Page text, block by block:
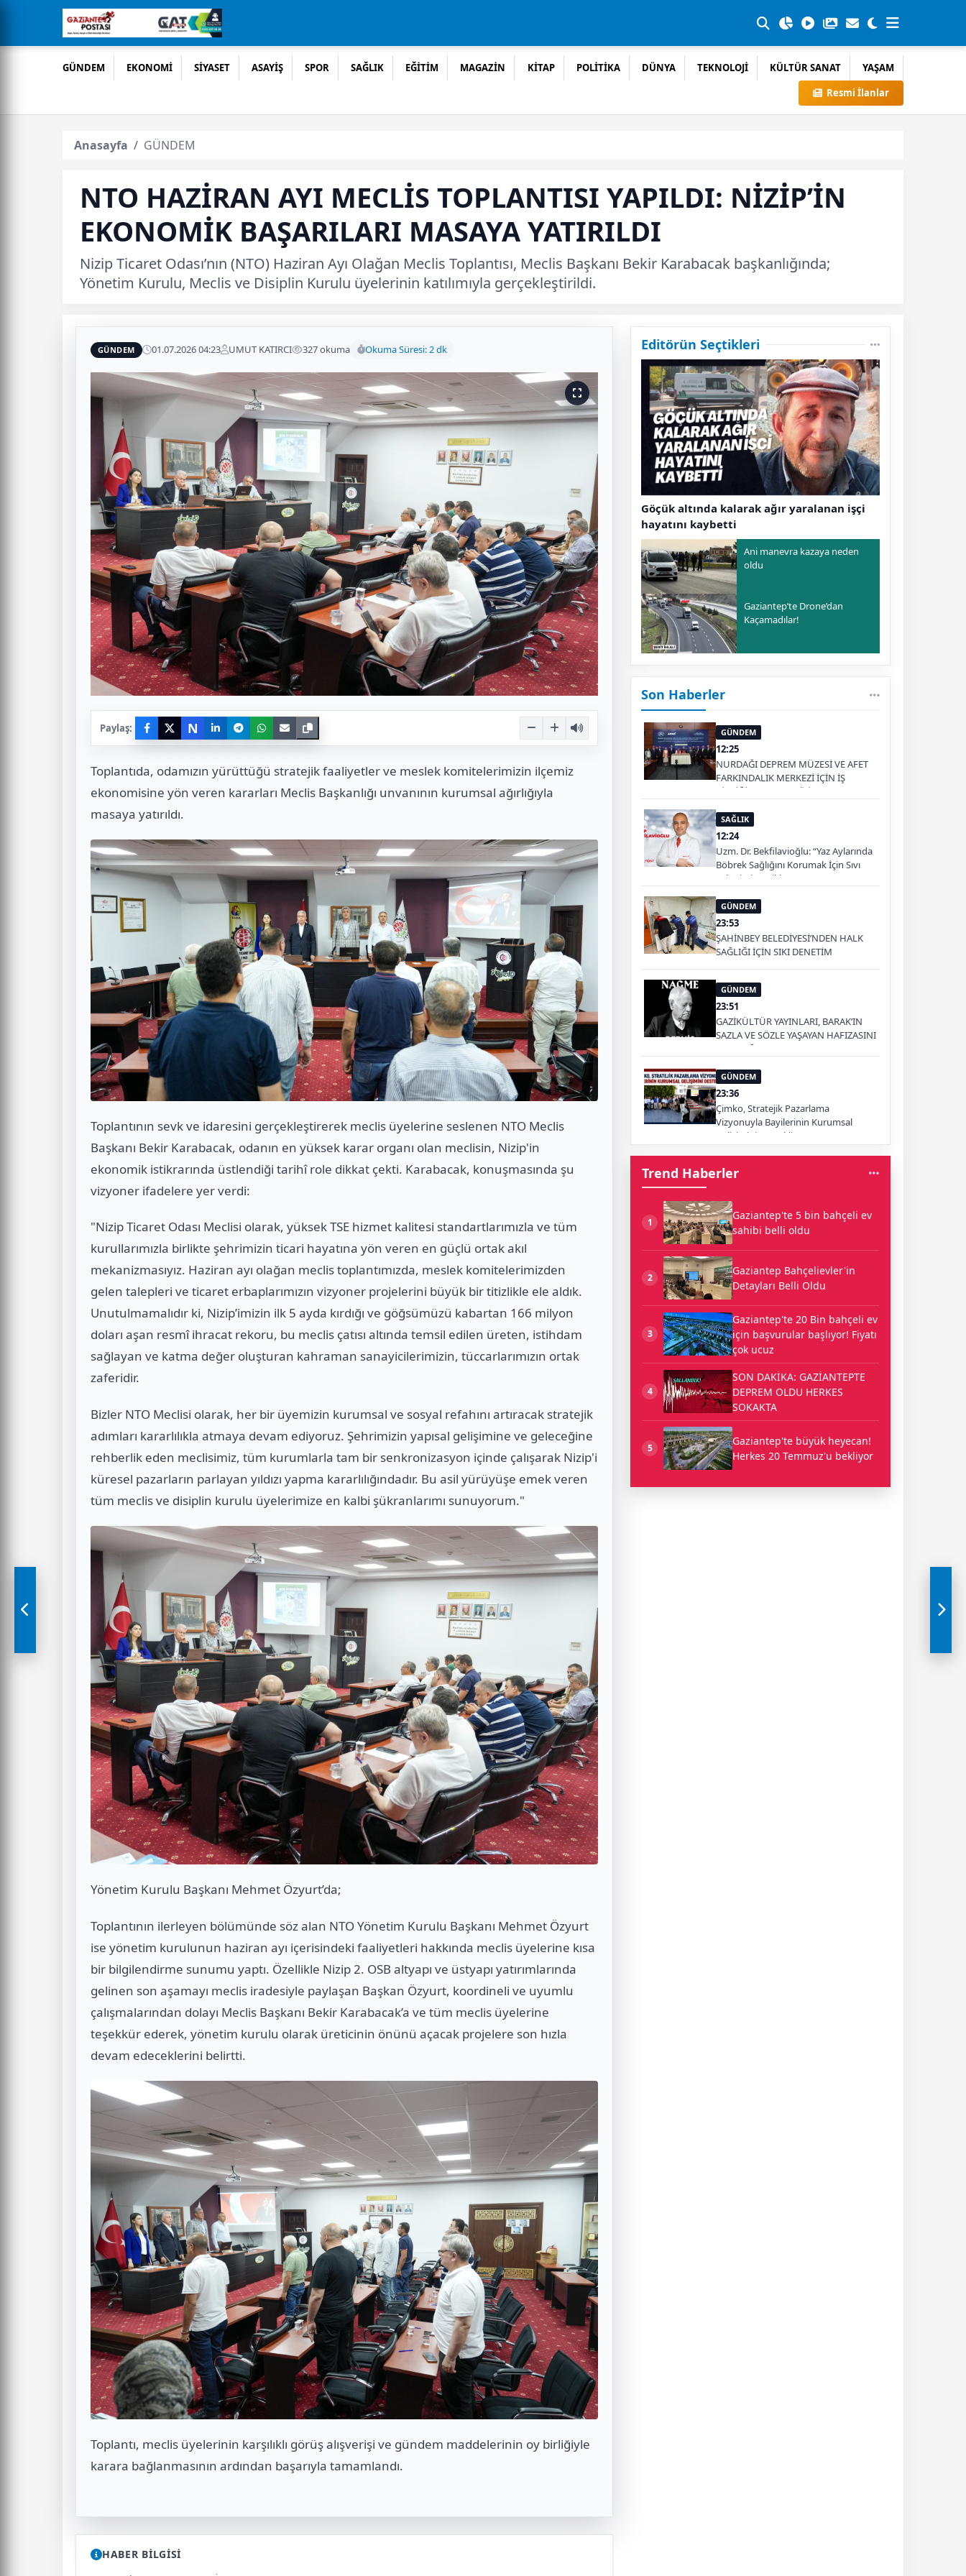
GÜNDEM EKONOMİ SİYASET ASAYİŞ SPOR SAĞLIK EĞİTİM MAGAZİN KİTAP POLİTİKA DÜNYA TEKNOLOJİ KÜLTÜR SANAT
YAŞAM
Resmi İlanlar
Anasayfa GÜNDEM
NTO HAZİRAN AYI MECLİS TOPLANTISI YAPILDI: NİZİP’İN
EKONOMİK BAŞARILARI MASAYA YATIRILDI
Nizip Ticaret Odası’nın (NTO) Haziran Ayı Olağan Meclis Toplantısı, Meclis Başkanı Bekir Karabacak başkanlığında;
Yönetim Kurulu, Meclis ve Disiplin Kurulu üyelerinin katılımıyla gerçekleştirildi.
GÜNDEM 01.07.2026 04:23 UMUT KATIRCI 327 okuma Okuma Süresi: 2 dk
Paylaş: N
Toplantıda, odamızın yürüttüğü stratejik faaliyetler ve meslek komitelerimizin ilçemiz
ekonomisine yön veren kararları Meclis Başkanlığı unvanının kurumsal ağırlığıyla
masaya yatırıldı.
Toplantının sevk ve idaresini gerçekleştirerek meclis üyelerine seslenen NTO Meclis
Başkanı Bekir Karabacak, odanın en yüksek karar organı olan meclisin, Nizip'in
ekonomik istikrarında üstlendiği tarihî role dikkat çekti. Karabacak, konuşmasında şu
vizyoner ifadelere yer verdi:
"Nizip Ticaret Odası Meclisi olarak, yüksek TSE hizmet kalitesi standartlarımızla ve tüm
kurullarımızla birlikte şehrimizin ticari hayatına yön veren en güçlü ortak akıl
mekanizmasıyız. Haziran ayı olağan meclis toplantımızda, meslek komitelerimizden
gelen talepleri ve ticaret erbaplarımızın vizyoner projelerini büyük bir titizlikle ele aldık.
Unutulmamalıdır ki, Nizip’imizin ilk 5 ayda kırdığı ve göğsümüzü kabartan 166 milyon
doları aşan resmî ihracat rekoru, bu meclis çatısı altında temsil edilen üreten, istihdam
sağlayan ve katma değer oluşturan kahraman sanayicilerimizin, tüccarlarımızın ortak
zaferidir.
Bizler NTO Meclisi olarak, her bir üyemizin kurumsal ve sosyal refahını artıracak stratejik
adımları kararlılıkla atmaya devam ediyoruz. Şehrimizin yapısal gelişimine ve geleceğine
rehberlik eden meclisimiz, tüm kurumlarla tam bir senkronizasyon içinde çalışarak Nizip'i
küresel pazarların parlayan yıldızı yapma kararlılığındadır. Bu asil yürüyüşe emek veren
tüm meclis ve disiplin kurulu üyelerimize en kalbi şükranlarımı sunuyorum."
Yönetim Kurulu Başkanı Mehmet Özyurt’da;
Toplantının ilerleyen bölümünde söz alan NTO Yönetim Kurulu Başkanı Mehmet Özyurt
ise yönetim kurulunun haziran ayı içerisindeki faaliyetleri hakkında meclis üyelerine kısa
bir bilgilendirme sunumu yaptı. Özellikle Nizip 2. OSB altyapı ve üstyapı yatırımlarında
gelinen son aşamayı meclis iradesiyle paylaşan Başkan Özyurt, koordineli ve uyumlu
çalışmalarından dolayı Meclis Başkanı Bekir Karabacak’a ve tüm meclis üyelerine
teşekkür ederek, yönetim kurulu olarak üreticinin önünü açacak projelere son hızla
devam edeceklerini belirtti.
Toplantı, meclis üyelerinin karşılıklı görüş alışverişi ve gündem maddelerinin oy birliğiyle
karara bağlanmasının ardından başarıyla tamamlandı.
HABER BİLGİSİ
Editörün Seçtikleri
Göçük altında kalarak ağır yaralanan işçi
hayatını kaybetti
Ani manevra kazaya neden
oldu
Gaziantep’te Drone’dan
Kaçamadılar!
Son Haberler
GÜNDEM
12:25
NURDAĞI DEPREM MÜZESİ VE AFET
FARKINDALIK MERKEZİ İÇİN İŞ
BİRLİĞİ PROTOKOLÜ İMZALANDI
SAĞLIK
12:24
Uzm. Dr. Bekfilavioğlu: “Yaz Aylarında
Böbrek Sağlığını Korumak İçin Sıvı
Tüketimine Dikkat”
GÜNDEM
23:53
ŞAHİNBEY BELEDİYESİ’NDEN HALK
SAĞLIĞI İÇİN SIKI DENETİM
GÜNDEM
23:51
GAZİKÜLTÜR YAYINLARI, BARAK’IN
SAZLA VE SÖZLE YAŞAYAN HAFIZASINI
GELECEĞE TAŞIYOR
GÜNDEM
23:36
Çimko, Stratejik Pazarlama
Vizyonuyla Bayilerinin Kurumsal
Gelişimini Destekliyor
Trend Haberler
1
Gaziantep'te 5 bin bahçeli ev
sahibi belli oldu
2
Gaziantep Bahçelievler'in
Detayları Belli Oldu
3
Gaziantep'te 20 Bin bahçeli ev
için başvurular başlıyor! Fiyatı
çok ucuz
4
SON DAKİKA: GAZİANTEPTE
DEPREM OLDU HERKES
SOKAKTA
5
Gaziantep'te büyük heyecan!
Herkes 20 Temmuz'u bekliyor